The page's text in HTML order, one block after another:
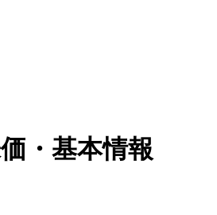
・基本情報